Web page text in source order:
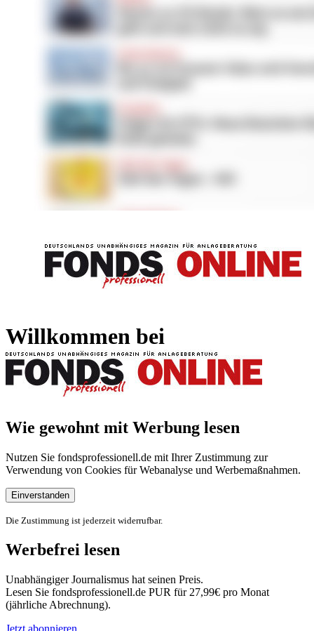
Willkommen bei
Wie gewohnt mit Werbung lesen
Nutzen Sie fondsprofessionell.de mit Ihrer Zustimmung zur
Verwendung von Cookies für Webanalyse und Werbemaßnahmen.
Einverstanden
Die Zustimmung ist jederzeit widerrufbar.
Werbefrei lesen
Unabhängiger Journalismus hat seinen Preis.
Lesen Sie fondsprofessionell.de PUR für 27,99€ pro Monat
(jährliche Abrechnung).
Jetzt abonnieren